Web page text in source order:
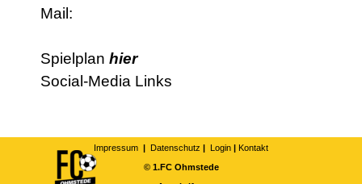
Mail:
Spielplan hier
Social-Media Links
Impressum | Datenschutz | Login | Kontakt
© 1.FC Ohmstede